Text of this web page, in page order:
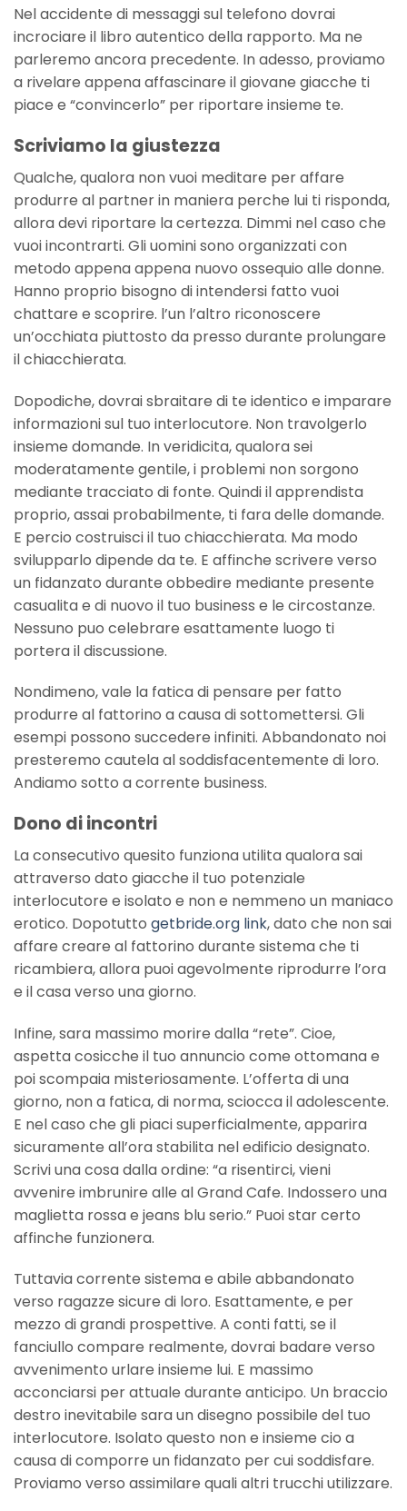
Nel accidente di messaggi sul telefono dovrai
incrociare il libro autentico della rapporto. Ma ne
parleremo ancora precedente. In adesso, proviamo
a rivelare appena affascinare il giovane giacche ti
piace e “convincerlo” per riportare insieme te.
Scriviamo la giustezza
Qualche, qualora non vuoi meditare per affare
produrre al partner in maniera perche lui ti risponda,
allora devi riportare la certezza. Dimmi nel caso che
vuoi incontrarti. Gli uomini sono organizzati con
metodo appena appena nuovo ossequio alle donne.
Hanno proprio bisogno di intendersi fatto vuoi
chattare e scoprire. l’un l’altro riconoscere
un’occhiata piuttosto da presso durante prolungare
il chiacchierata.
Dopodiche, dovrai sbraitare di te identico e imparare
informazioni sul tuo interlocutore. Non travolgerlo
insieme domande. In veridicita, qualora sei
moderatamente gentile, i problemi non sorgono
mediante tracciato di fonte. Quindi il apprendista
proprio, assai probabilmente, ti fara delle domande.
E percio costruisci il tuo chiacchierata. Ma modo
svilupparlo dipende da te. E affinche scrivere verso
un fidanzato durante obbedire mediante presente
casualita e di nuovo il tuo business e le circostanze.
Nessuno puo celebrare esattamente luogo ti
portera il discussione.
Nondimeno, vale la fatica di pensare per fatto
produrre al fattorino a causa di sottomettersi. Gli
esempi possono succedere infiniti. Abbandonato noi
presteremo cautela al soddisfacentemente di loro.
Andiamo sotto a corrente business.
Dono di incontri
La consecutivo quesito funziona utilita qualora sai
attraverso dato giacche il tuo potenziale
interlocutore e isolato e non e nemmeno un maniaco
erotico. Dopotutto getbride.org link, dato che non sai
affare creare al fattorino durante sistema che ti
ricambiera, allora puoi agevolmente riprodurre l’ora
e il casa verso una giorno.
Infine, sara massimo morire dalla “rete”. Cioe,
aspetta cosicche il tuo annuncio come ottomana e
poi scompaia misteriosamente. L’offerta di una
giorno, non a fatica, di norma, sciocca il adolescente.
E nel caso che gli piaci superficialmente, apparira
sicuramente all’ora stabilita nel edificio designato.
Scrivi una cosa dalla ordine: “a risentirci, vieni
avvenire imbrunire alle al Grand Cafe. Indossero una
maglietta rossa e jeans blu serio.” Puoi star certo
affinche funzionera.
Tuttavia corrente sistema e abile abbandonato
verso ragazze sicure di loro. Esattamente, e per
mezzo di grandi prospettive. A conti fatti, se il
fanciullo compare realmente, dovrai badare verso
avvenimento urlare insieme lui. E massimo
acconciarsi per attuale durante anticipo. Un braccio
destro inevitabile sara un disegno possibile del tuo
interlocutore. Isolato questo non e insieme cio a
causa di comporre un fidanzato per cui soddisfare.
Proviamo verso assimilare quali altri trucchi utilizzare.